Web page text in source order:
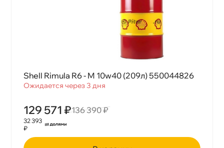
Shell Rimula R6 - M 10w40 (209л) 550044826
Ожидается через 3 дня
129 571 ₽136 390 ₽
32 393
₽